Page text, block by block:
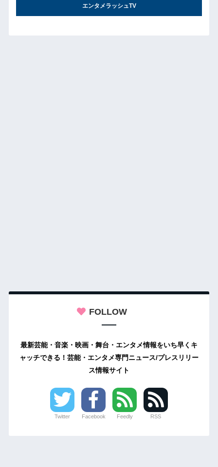
エンタメラッシュTV
FOLLOW
最新芸能・音楽・映画・舞台・エンタメ情報をいち早くキ
ャッチできる！芸能・エンタメ専門ニュース/プレスリリー
ス情報サイト
Twitter Facebook Feedly RSS